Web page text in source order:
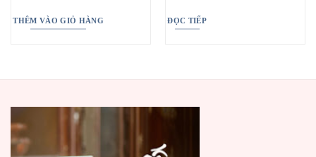
THÊM VÀO GIỎ HÀNG ĐỌC TIẾP